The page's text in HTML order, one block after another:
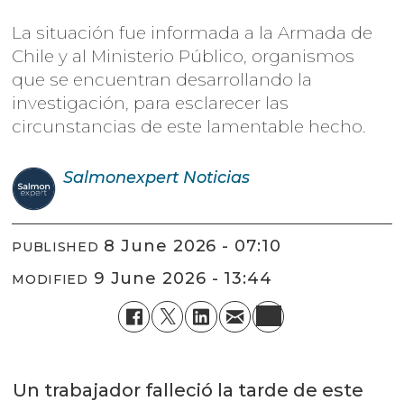
La situación fue informada a la Armada de
Chile y al Ministerio Público, organismos
que se encuentran desarrollando la
investigación, para esclarecer las
circunstancias de este lamentable hecho.
Salmonexpert Noticias
PUBLISHED 8 June 2026 - 07:10
MODIFIED 9 June 2026 - 13:44
Un trabajador falleció la tarde de este